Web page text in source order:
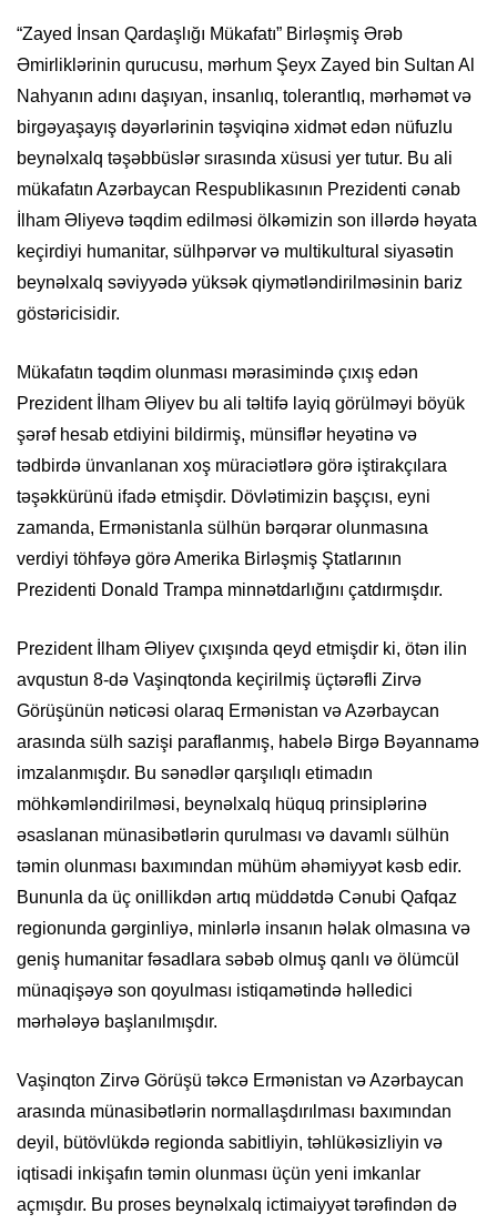
“Zayed İnsan Qardaşlığı Mükafatı” Birləşmiş Ərəb
Əmirliklərinin qurucusu, mərhum Şeyx Zayed bin Sultan Al
Nahyanın adını daşıyan, insanlıq, tolerantlıq, mərhəmət və
birgəyaşayış dəyərlərinin təşviqinə xidmət edən nüfuzlu
beynəlxalq təşəbbüslər sırasında xüsusi yer tutur. Bu ali
mükafatın Azərbaycan Respublikasının Prezidenti cənab
İlham Əliyevə təqdim edilməsi ölkəmizin son illərdə həyata
keçirdiyi humanitar, sülhpərvər və multikultural siyasətin
beynəlxalq səviyyədə yüksək qiymətləndirilməsinin bariz
göstəricisidir.
Mükafatın təqdim olunması mərasimində çıxış edən
Prezident İlham Əliyev bu ali təltifə layiq görülməyi böyük
şərəf hesab etdiyini bildirmiş, münsiflər heyətinə və
tədbirdə ünvanlanan xoş müraciətlərə görə iştirakçılara
təşəkkürünü ifadə etmişdir. Dövlətimizin başçısı, eyni
zamanda, Ermənistanla sülhün bərqərar olunmasına
verdiyi töhfəyə görə Amerika Birləşmiş Ştatlarının
Prezidenti Donald Trampa minnətdarlığını çatdırmışdır.
Prezident İlham Əliyev çıxışında qeyd etmişdir ki, ötən ilin
avqustun 8-də Vaşinqtonda keçirilmiş üçtərəfli Zirvə
Görüşünün nəticəsi olaraq Ermənistan və Azərbaycan
arasında sülh sazişi paraflanmış, habelə Birgə Bəyannamə
imzalanmışdır. Bu sənədlər qarşılıqlı etimadın
möhkəmləndirilməsi, beynəlxalq hüquq prinsiplərinə
əsaslanan münasibətlərin qurulması və davamlı sülhün
təmin olunması baxımından mühüm əhəmiyyət kəsb edir.
Bununla da üç onillikdən artıq müddətdə Cənubi Qafqaz
regionunda gərginliyə, minlərlə insanın həlak olmasına və
geniş humanitar fəsadlara səbəb olmuş qanlı və ölümcül
münaqişəyə son qoyulması istiqamətində həlledici
mərhələyə başlanılmışdır.
Vaşinqton Zirvə Görüşü təkcə Ermənistan və Azərbaycan
arasında münasibətlərin normallaşdırılması baxımından
deyil, bütövlükdə regionda sabitliyin, təhlükəsizliyin və
iqtisadi inkişafın təmin olunması üçün yeni imkanlar
açmışdır. Bu proses beynəlxalq ictimaiyyət tərəfindən də